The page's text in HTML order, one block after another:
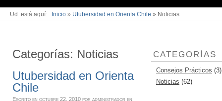
Ud. está aquí: Inicio » Utubersidad en Orienta Chile » Noticias
Categorías: Noticias
Utubersidad en Orienta
Chile
Escrito en octubre 22, 2010 por administrador en
CATEGORÍAS
Consejos Prácticos (3)
Noticias (62)